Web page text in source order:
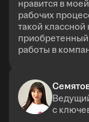
нравится в
рабочих
такой
работы в
с